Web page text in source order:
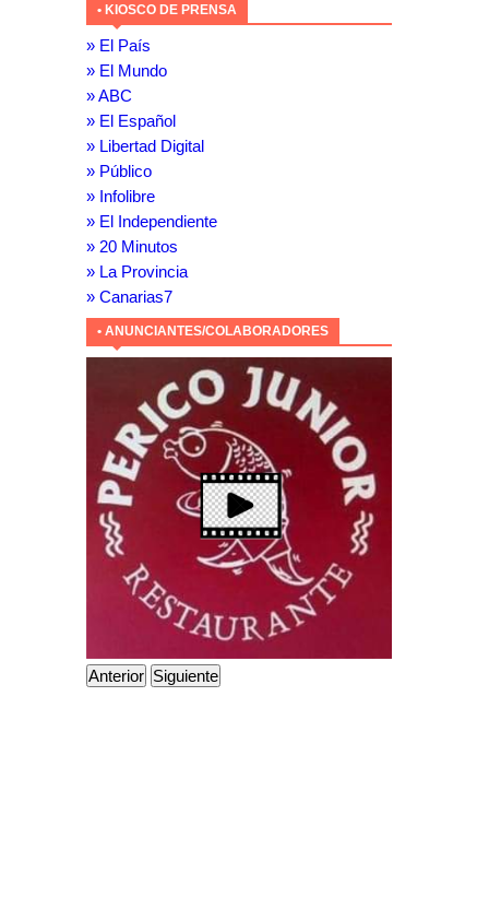
• KIOSCO DE PRENSA
» El País
» El Mundo
» ABC
» El Español
» Libertad Digital
» Público
» Infolibre
» El Independiente
» 20 Minutos
» La Provincia
» Canarias7
• ANUNCIANTES/COLABORADORES
Anterior Siguiente